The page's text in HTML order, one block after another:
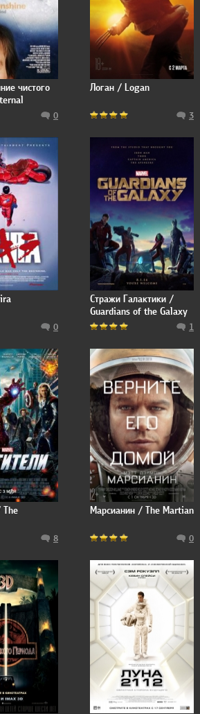
чистого
the Spotless0
Логан / Logan
3
0
Стражи Галактики /
Guardians of the Galaxy
1
The
8
Марсианин / The Martian
0